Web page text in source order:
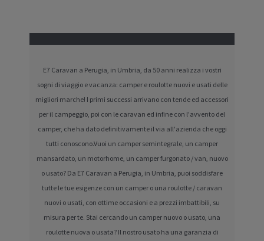
E7 Caravan a Perugia, in Umbria, da 50 anni realizza i vostri
sogni di viaggio e vacanza: camper e roulotte nuovi e usati delle
migliori marche! I primi successi arrivano con tende ed accessori
per il campeggio, poi con le caravan ed infine con l'avvento del
camper, che ha dato definitivamente il via all'azienda che oggi
tutti conoscono.Vuoi un camper semintegrale, un camper
mansardato, un motorhome, un camper furgonato / van, nuovo
o usato? Da E7 Caravan a Perugia, in Umbria, puoi soddisfare
tutte le tue esigenze con un camper o una roulotte / caravan
nuovi o usati, con ottime occasioni e a prezzi imbattibili, su
misura per te. Stai cercando un camper nuovo o usato, una
roulotte nuova o usata? Il nostro usato ha una garanzia di